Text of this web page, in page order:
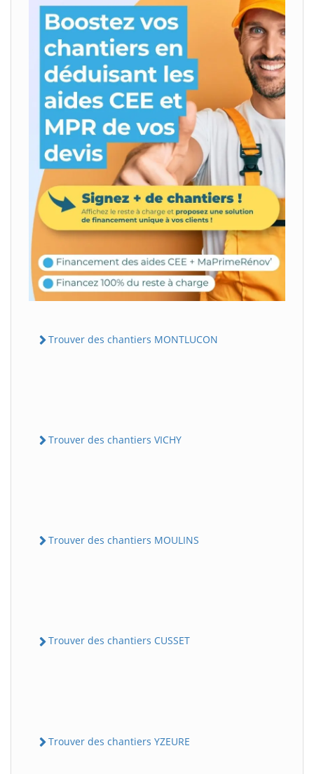
Trouver des chantiers MONTLUCON
Trouver des chantiers VICHY
Trouver des chantiers MOULINS
Trouver des chantiers CUSSET
Trouver des chantiers YZEURE